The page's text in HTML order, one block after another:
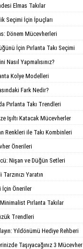
Elmas Takılar
Seçimi İçin İpuçları
Dönem Mücevherleri
İçin Pırlanta Takı Seçimi
Nasıl Yapmalısınız?
Kolye Modelleri
Fark Nedir?
Pırlanta Takı Trendleri
Işıltı Katacak Mücevherler
Renkleri ile Takı Kombinleri
Önerileri
Nişan ve Düğün Setleri
Yaratın
İçin Öneriler
Pırlanta Takılar
Trendleri
Yıldönümü Hediye Rehberi
Taşıyacağınız 3 Mücevher